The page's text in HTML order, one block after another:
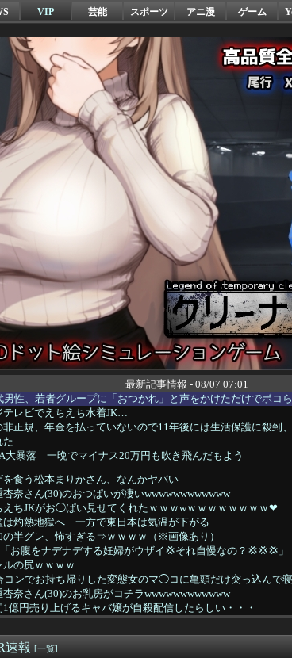
VIP 芸能 スポーツ アニ漫 ゲーム
最新記事情報 - 08/07 07:01
男性、若者グループに「おつかれ」と声をかけただけでボコ
テレビでえちえち水着JK…
正規、年金を払っていないので11年後には生活保護に殺到
た
大暴落 一晩でマイナス20万円も吹き飛んだもよう
を食う松本まりかさん、なんかヤバい
杏奈さん(30)のおつぱいが凄いwwwwwwwwwwww
えちJKがお◯ぱい見せてくれたｗｗｗwｗｗｗｗｗｗｗｗ❤
は灼熱地獄へ 一方で東日本は気温が下がる
の半グレ、怖すぎる⇒ｗｗｗｗ（※画像あり）
お腹をナデナデする妊婦がウザイ💢それ自慢なの？💢💢💢」
ルの尻ｗｗｗｗ
コンでお持ち帰りした変態女のマ◯コに亀頭だけ突っ込んで
杏奈さん(30)のお乳房がコチラwwwwwwwwwwww
1億円売り上げるキャバ嬢が自殺配信したらしい・・・
れない運転、限界突破する
志さん、大勢の若いファンに囲まれてご満悦・・・
速報 [一覧]